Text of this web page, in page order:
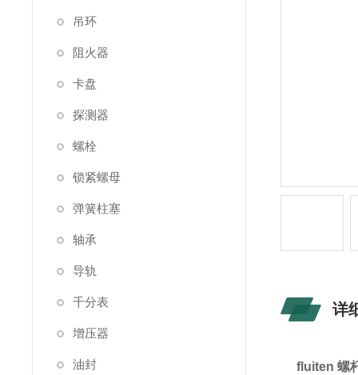
吊环
阻火器
卡盘
探测器
螺栓
锁紧螺母
弹簧柱塞
轴承
导轨
千分表
增压器
油封
详
fluiten 螺